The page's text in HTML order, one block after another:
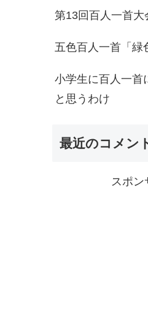
第13回百人一首大
五色百人一首「緑
小学生に百人一首
と思うわけ
最近のコメン
スポン